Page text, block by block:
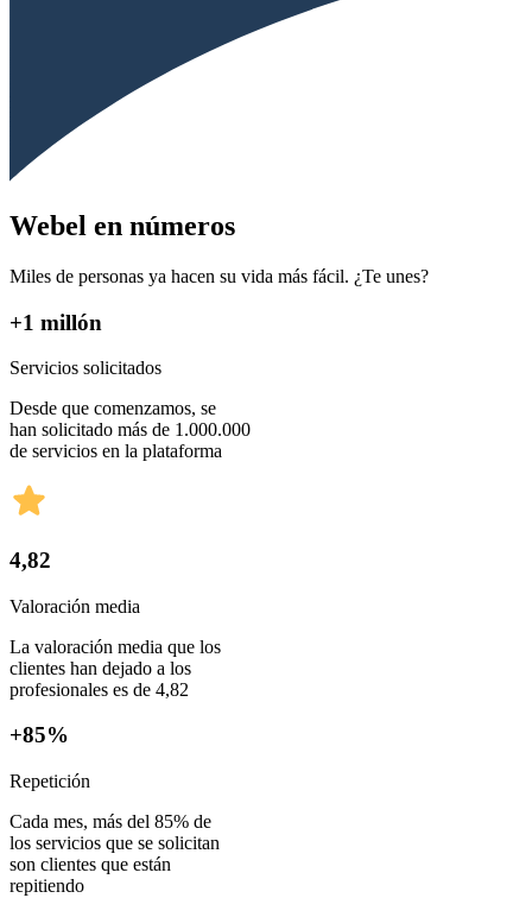
Webel en números
Miles de personas ya hacen su vida más fácil. ¿Te unes?
+1 millón
Servicios solicitados
Desde que comenzamos, se
han solicitado más de 1.000.000
de servicios en la plataforma
4,82
Valoración media
La valoración media que los
clientes han dejado a los
profesionales es de 4,82
+85%
Repetición
Cada mes, más del 85% de
los servicios que se solicitan
son clientes que están
repitiendo